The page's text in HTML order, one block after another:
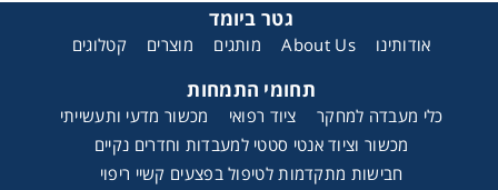
גטר ביומד
אודותינו About Us מותגים מוצרים קטלוגים
תחומי התמחות
כלי מעבדה למחקר ציוד רפואי
מכשור מדעי ותעשייתי
מכשור וציוד אנטי סטטי למעבדות וחדרים נקיים
חבישות מתקדמות לטיפול בפצעים קשיי ריפוי